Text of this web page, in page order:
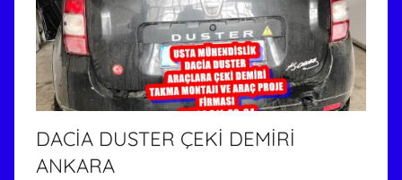
DACİA DUSTER ÇEKİ DEMİRİ
ANKARA